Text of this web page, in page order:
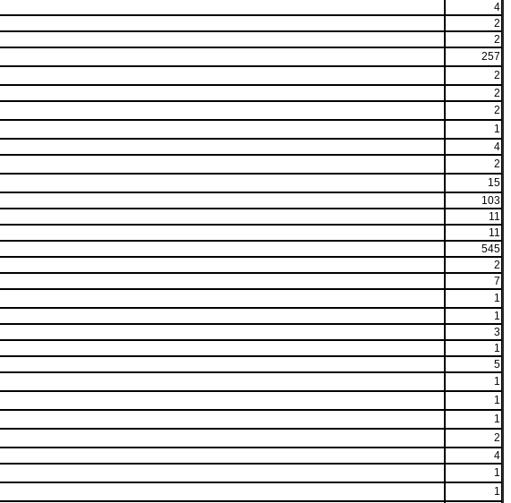
4
2
2
257
2
2
2
1
4
2
15
103
11
11
545
2
7
1
1
3
1
5
1
1
1
2
4
1
1